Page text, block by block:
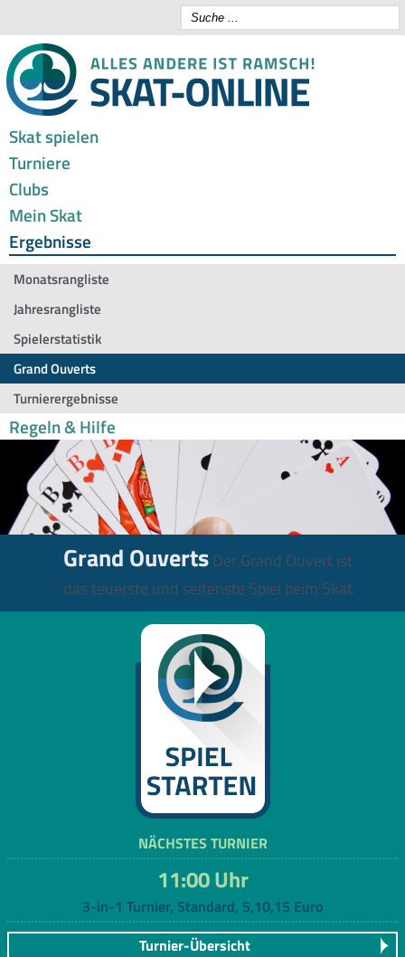
Skat spielen
Turniere
Clubs
Mein Skat
Ergebnisse
Monatsrangliste
Jahresrangliste
Spielerstatistik
Grand Ouverts
Turnierergebnisse
Regeln & Hilfe
Grand OuvertsDer Grand Ouvert ist
das teuerste und seltenste Spiel beim Skat.
NÄCHSTES TURNIER
11:00 Uhr
3-in-1 Turnier, Standard, 5,10,15 Euro
Turnier-Übersicht